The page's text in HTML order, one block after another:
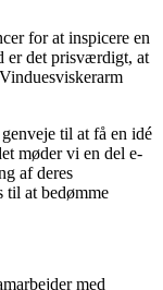
for at inspicere en
er det prisværdigt, at
til at få en idé
møder vi en del e-
af deres
til at bedømme
med